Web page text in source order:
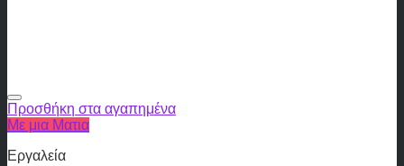
Προσθήκη στα αγαπημένα
Με μια Ματια
Εργαλεία